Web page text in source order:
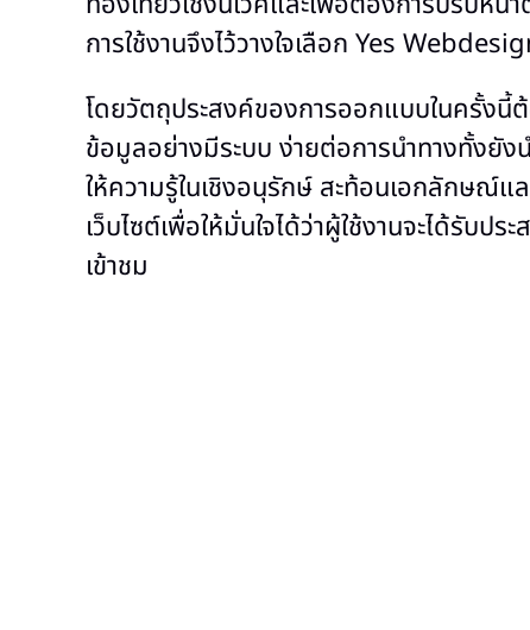
การใช้งานจึงไว้วางใจเลือก Yes
โดยวัตถุประสงค์ของการออกแบบในครั้งนี้
ข้อมูลอย่างมีระบบ ง่ายต่อการนำทางทั้งยัง
ให้ความรู้ในเชิงอนุรักษ์ สะท้อนเอกลักษณ์แ
เว็บไซต์เพื่อให้มั่นใจได้ว่าผู้ใช้งานจะได้รับป
เข้าชม